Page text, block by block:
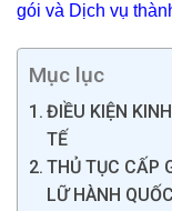
gói và Dịch vụ
Mục lục
ĐIỀU KIỆN
TẾ
THỦ TỤC CẤP
LỮ HÀNH